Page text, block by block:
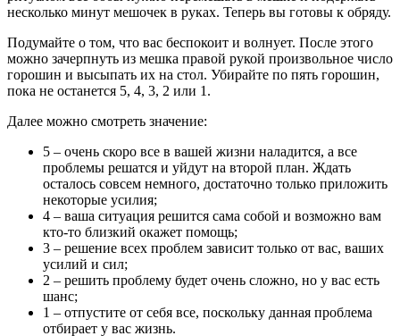
несколько минут мешочек в руках. Теперь вы готовы к обряду.
Подумайте о том, что вас беспокоит и волнует. После этого
можно зачерпнуть из мешка правой рукой произвольное число
горошин и высыпать их на стол. Убирайте по пять горошин,
пока не останется 5, 4, 3, 2 или 1.
Далее можно смотреть значение:
5 – очень скоро все в вашей жизни наладится, а все
проблемы решатся и уйдут на второй план. Ждать
осталось совсем немного, достаточно только приложить
некоторые усилия;
4 – ваша ситуация решится сама собой и возможно вам
кто-то близкий окажет помощь;
3 – решение всех проблем зависит только от вас, ваших
усилий и сил;
2 – решить проблему будет очень сложно, но у вас есть
шанс;
1 – отпустите от себя все, поскольку данная проблема
отбирает у вас жизнь.